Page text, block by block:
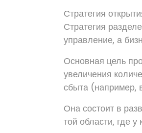
Стратегия
Стратегия
управление, а
Основная цель
увеличения
сбыта (например,
Она состоит в
той области, где